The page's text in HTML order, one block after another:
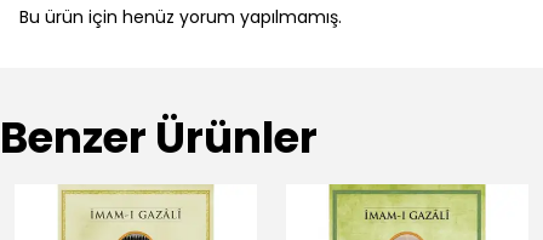
Bu ürün için henüz yorum yapılmamış.
Benzer Ürünler